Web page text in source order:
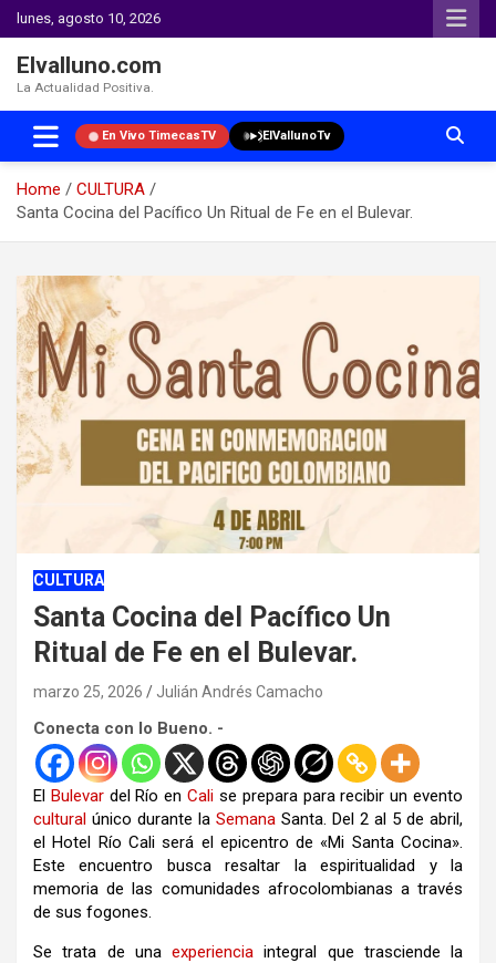
lunes, agosto 10, 2026
Elvalluno.com
La Actualidad Positiva.
En Vivo TimecasTV ElVallunoTv
Home
CULTURA
Santa Cocina del Pacífico Un Ritual de Fe en el Bulevar.
content
CULTURA
Santa Cocina del Pacífico Un
Ritual de Fe en el Bulevar.
marzo 25, 2026 Julián Andrés Camacho
Conecta con lo Bueno. -
El Bulevardel Río enCali se prepara para recibir un evento
cultural único durante la Semana Santa. Del 2 al 5 de abril,
el Hotel Río Cali será el epicentro de «Mi Santa Cocina».
Este encuentro busca resaltar la espiritualidad y la
memoria de las comunidades afrocolombianas a través
de sus fogones.
Se trata de una experiencia integral que trasciende la